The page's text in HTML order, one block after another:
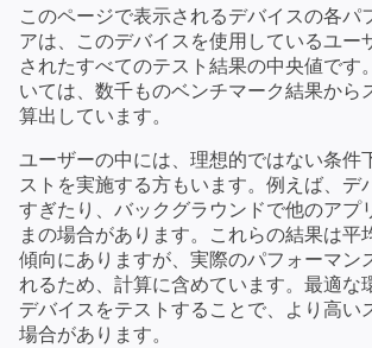
このページで表示されるデバイスの各パ
アは、このデバイスを使用しているユー
されたすべてのテスト結果の中央値です
いては、数千ものベンチマーク結果から
算出しています。
ユーザーの中には、理想的ではない条件
ストを実施する方もいます。例えば、デ
すぎたり、バックグラウンドで他のアプ
まの場合があります。これらの結果は平
傾向にありますが、実際のパフォーマン
れるため、計算に含めています。最適な
デバイスをテストすることで、より高い
場合があります。